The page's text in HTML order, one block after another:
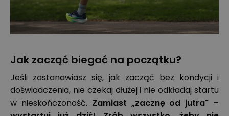
Jak zacząć biegać na początku?
Jeśli zastanawiasz się, jak zacząć bez kondycji i
doświadczenia, nie czekaj dłużej i nie odkładaj startu
w nieskończoność. Zamiast „zacznę od jutra" –